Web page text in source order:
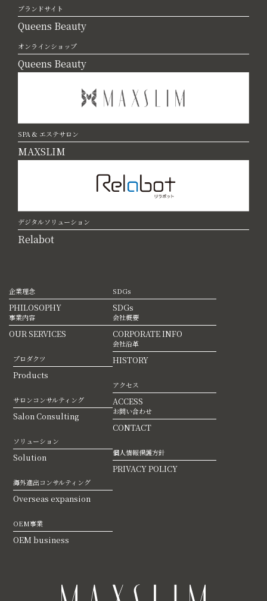
ブランドサイト
Queens Beauty
オンラインショップ
Queens Beauty
SPA & エステサロン
MAXSLIM
デジタルソリューション
Relabot
企業理念
PHILOSOPHY
事業内容
OUR SERVICES
プロダクツ
Products
サロンコンサルティング
Salon Consulting
ソリューション
Solution
海外進出コンサルティング
Overseas expansion
OEM事業
OEM business
SDGs
SDGs
会社概要
CORPORATE INFO
会社沿革
HISTORY
アクセス
ACCESS
お問い合わせ
CONTACT
個人情報保護方針
PRIVACY POLICY